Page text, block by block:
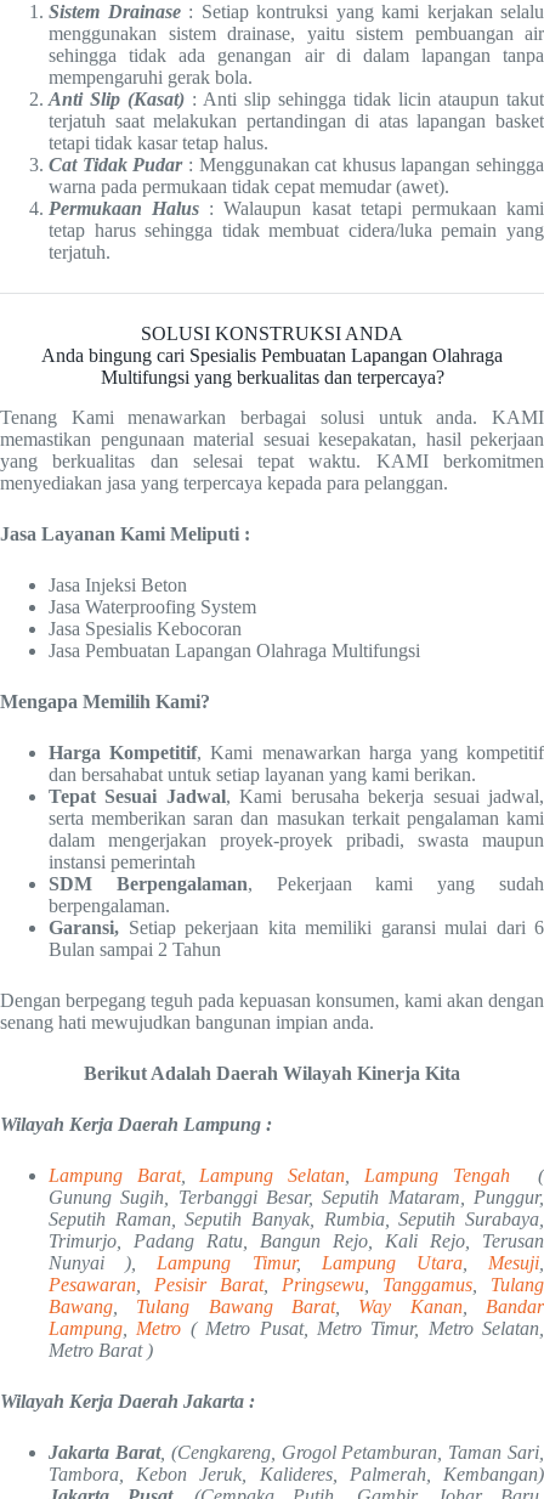
Sistem Drainase: Setiap kontruksi yang kami kerjakan selalu
menggunakan sistem drainase, yaitu sistem pembuangan air
sehingga tidak ada genangan air di dalam lapangan tanpa
mempengaruhi gerak bola.
Anti Slip (Kasat) : Anti slip sehingga tidak licin ataupun takut
terjatuh saat melakukan pertandingan di atas lapangan basket
tetapi tidak kasar tetap halus.
Cat Tidak Pudar: Menggunakan cat khusus lapangan sehingga
warna pada permukaan tidak cepat memudar (awet).
Permukaan Halus : Walaupun kasat tetapi permukaan kami
tetap harus sehingga tidak membuat cidera/luka pemain yang
terjatuh.
SOLUSI KONSTRUKSI ANDA
Anda bingung cari Spesialis Pembuatan Lapangan Olahraga
Multifungsi yang berkualitas dan terpercaya?
Tenang Kami menawarkan berbagai solusi untuk anda. KAMI
memastikan pengunaan material sesuai kesepakatan, hasil pekerjaan
yang berkualitas dan selesai tepat waktu. KAMI berkomitmen
menyediakan jasa yang terpercaya kepada para pelanggan.
Jasa Layanan Kami Meliputi :
Jasa Injeksi Beton
Jasa Waterproofing System
Jasa Spesialis Kebocoran
Jasa Pembuatan Lapangan Olahraga Multifungsi
Mengapa Memilih Kami?
Harga Kompetitif, Kami menawarkan harga yang kompetitif
dan bersahabat untuk setiap layanan yang kami berikan.
Tepat Sesuai Jadwal, Kami berusaha bekerja sesuai jadwal,
serta memberikan saran dan masukan terkait pengalaman kami
dalam mengerjakan proyek-proyek pribadi, swasta maupun
instansi pemerintah
SDM Berpengalaman, Pekerjaan kami yang sudah
berpengalaman.
Garansi, Setiap pekerjaan kita memiliki garansi mulai dari 6
Bulan sampai 2 Tahun
Dengan berpegang teguh pada kepuasan konsumen, kami akan dengan
senang hati mewujudkan bangunan impian anda.
Berikut Adalah Daerah Wilayah Kinerja Kita
Wilayah Kerja Daerah Lampung :
Lampung Barat, Lampung Selatan Lampung Tengah
(
Gunung Sugih, Terbanggi Besar, Seputih Mataram, Punggur,
Seputih Raman, Seputih Banyak, Rumbia, Seputih Surabaya,
Trimurjo, Padang Ratu, Bangun Rejo, Kali Rejo, Terusan
Nunyai ), Lampung Timur, Lampung Utara, Mesuji
Pesawaran
Pesisir Barat, Pringsewu Tanggamus
Tulang
Bawang
Tulang Bawang Barat, Way Kanan, Bandar
Lampung
Metro ( Metro Pusat, Metro Timur, Metro Selatan,
Metro Barat )
Wilayah Kerja Daerah Jakarta :
Jakarta Barat, (Cengkareng, Grogol Petamburan, Taman Sari,
Tambora, Kebon Jeruk, Kalideres, Palmerah, Kembangan)